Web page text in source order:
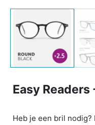
Easy
Heb je een bril nodig?